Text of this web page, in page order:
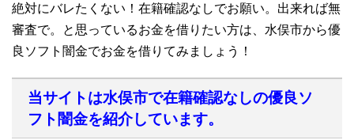
絶対にバレたくない！在籍確認なしでお願い。出来れば無
審査で。と思っているお金を借りたい方は、水俣市から優
良ソフト闇金でお金を借りてみましょう！
当サイトは水俣市で在籍確認なしの優良ソ
フト闇金を紹介しています。